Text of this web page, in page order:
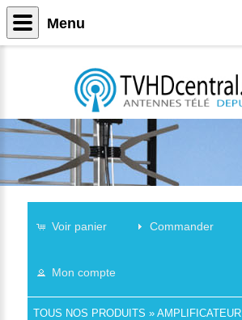
Voir panier Commander
Mon compte
TOUS NOS PRODUITS » AMPLIFICATEUR
Menu